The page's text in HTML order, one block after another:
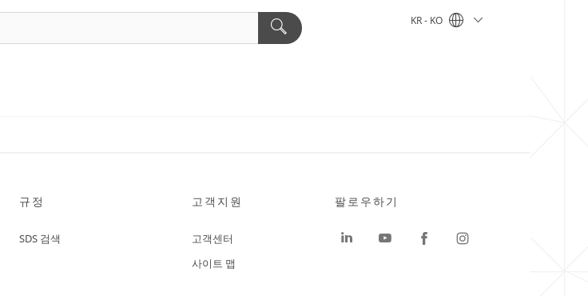
KR - KO
규정
SDS 검색
고객지원
고객센터
사이트 맵
팔로우하기